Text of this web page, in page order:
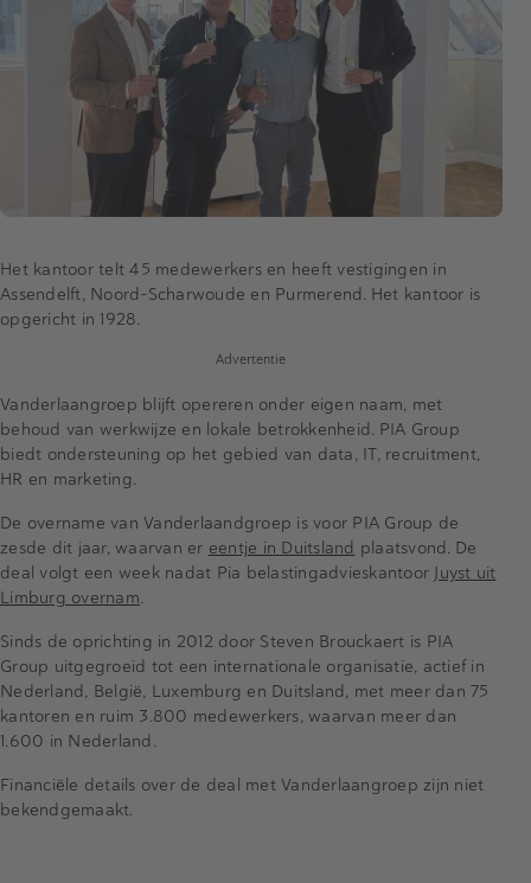
Het kantoor telt 45 medewerkers en heeft vestigingen in
Assendelft, Noord-Scharwoude en Purmerend. Het kantoor is
opgericht in 1928.
Advertentie
Vanderlaangroep blijft opereren onder eigen naam, met
behoud van werkwijze en lokale betrokkenheid. PIA Group
biedt ondersteuning op het gebied van data, IT, recruitment,
HR en marketing.
De overname van Vanderlaandgroep is voor PIA Group de
zesde dit jaar, waarvan er eentje in Duitsland plaatsvond. De
deal volgt een week nadat Pia belastingadvieskantoor Juyst uit
Limburg overnam.
Sinds de oprichting in 2012 door Steven Brouckaert is PIA
Group uitgegroeid tot een internationale organisatie, actief in
Nederland, België, Luxemburg en Duitsland, met meer dan 75
kantoren en ruim 3.800 medewerkers, waarvan meer dan
1.600 in Nederland.
Financiële details over de deal met Vanderlaangroep zijn niet
bekendgemaakt.